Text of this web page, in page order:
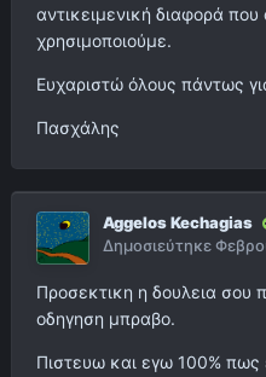
αντικειμενική διαφορά
χρησιμοποιούμε.
Ευχαριστώ όλους πάντως
Πασχάλης
Aggelos Kechagias
Δημοσιεύτηκε
Προσεκτικη η δουλεια σου
οδηγηση μπραβο.
Πιστευω και εγω 100% πως